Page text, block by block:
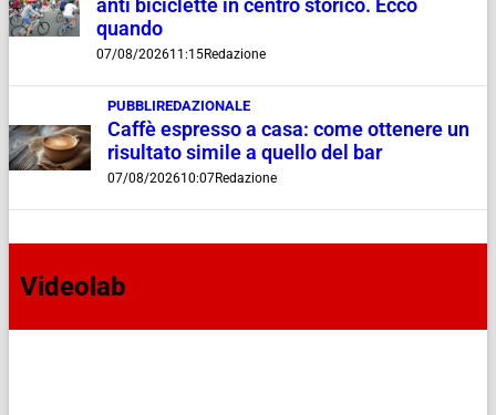
anti biciclette in centro storico. Ecco
quando
07/08/202611:15Redazione
PUBBLIREDAZIONALE
Caffè espresso a casa: come ottenere un
risultato simile a quello del bar
07/08/202610:07Redazione
Videolab